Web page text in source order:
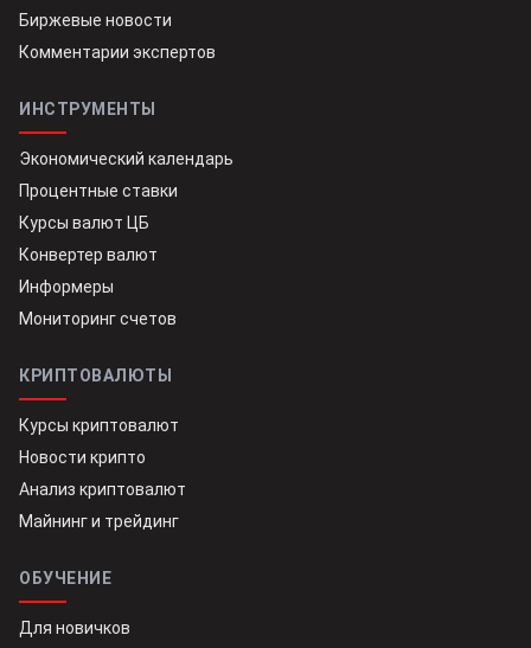
Биржевые новости
Комментарии экспертов
ИНСТРУМЕНТЫ
Экономический календарь
Процентные ставки
Курсы валют ЦБ
Конвертер валют
Информеры
Мониторинг счетов
КРИПТОВАЛЮТЫ
Курсы криптовалют
Новости крипто
Анализ криптовалют
Майнинг и трейдинг
ОБУЧЕНИЕ
Для новичков